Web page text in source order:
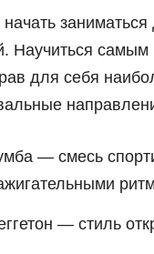
Научиться
для себя
— смесь
— стиль